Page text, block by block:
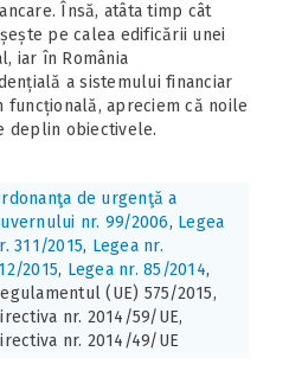
Însă, atâta timp cât
pe calea edificării unei
iar în România
a sistemului financiar
apreciem că noile
deplin obiectivele.
de urgenţă a
nr. 99/2006, Legea
311/2015, Legea nr.
2015, Legea nr. 85/2014,
(UE) 575/2015,
nr. 2014/59/UE,
nr. 2014/49/UE